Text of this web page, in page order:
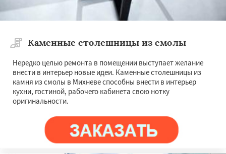
Каменные столешницы из смолы
Нередко целью ремонта в помещении выступает желание
внести в интерьер новые идеи. Каменные столешницы из
камня из смолы в Михневе способны внести в интерьер
кухни, гостиной, рабочего кабинета свою нотку
оригинальности.